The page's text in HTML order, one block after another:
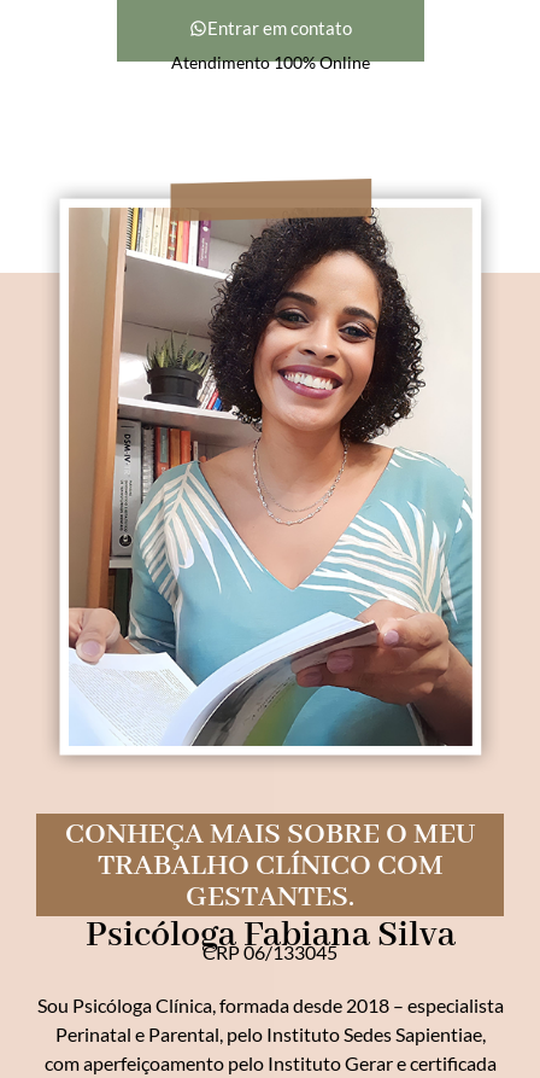
Entrar em contato
Atendimento 100% Online
CONHEÇA MAIS SOBRE O MEU
TRABALHO CLÍNICO COM
GESTANTES.
Psicóloga Fabiana Silva
CRP 06/133045
Sou Psicóloga Clínica, formada desde 2018 – especialista
Perinatal e Parental, pelo Instituto Sedes Sapientiae,
com aperfeiçoamento pelo Instituto Gerar e certificada